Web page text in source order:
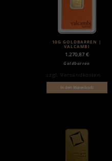
10G GOLDBARREN |
VALCAMBI
1.270,87 €
Goldbarren
zzgl.Versandkosten
In den Warenkorb